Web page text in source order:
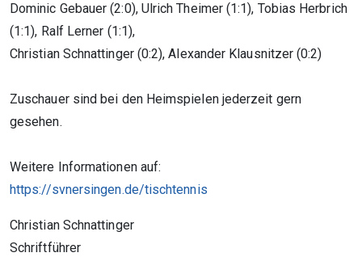
Dominic Gebauer (2:0), Ulrich Theimer (1:1), Tobias Herbrich
(1:1), Ralf Lerner (1:1),
Christian Schnattinger (0:2), Alexander Klausnitzer (0:2)
Zuschauer sind bei den Heimspielen jederzeit gern
gesehen.
Weitere Informationen auf:
https://svnersingen.de/tischtennis
Christian Schnattinger
Schriftführer